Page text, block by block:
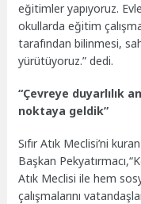
eğitimler yapıyoruz.
okullarda eğitim
tarafından bilinmesi,
yürütüyoruz.” dedi.
“Çevreye duyarlılık
noktaya geldik”
Sıfır Atık Meclisi’ni
Başkan
Atık Meclisi ile hem
çalışmalarını